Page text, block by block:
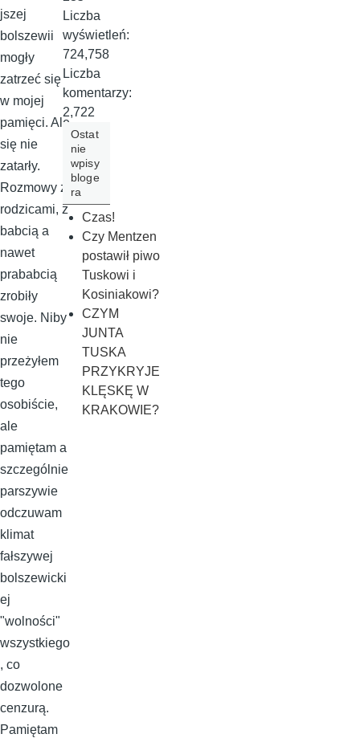
jszej
bolszewii
mogły
zatrzeć się
w mojej
pamięci. Ale
się nie
zatarły.
Rozmowy z
rodzicami, z
babcią a
nawet
prababcią
zrobiły
swoje. Niby
nie
przeżyłem
tego
osobiście,
ale
pamiętam a
szczególnie
parszywie
odczuwam
klimat
fałszywej
bolszewicki
ej
"wolności"
wszystkiego
, co
dozwolone
cenzurą.
Pamiętam
Liczba
wyświetleń:
724,758
Liczba
komentarzy:
2,722
Ostat
nie
wpisy
bloge
ra
Czas!
Czy Mentzen
postawił piwo
Tuskowi i
Kosiniakowi?
CZYM
JUNTA
TUSKA
PRZYKRYJE
KLĘSKĘ W
KRAKOWIE?